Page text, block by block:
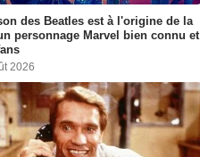
des Beatles est à l'origine de la
personnage Marvel bien connu et
2026